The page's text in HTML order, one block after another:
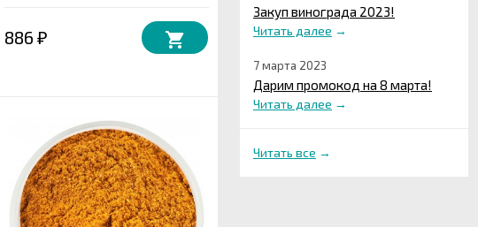
Закуп винограда 2023!
Читать далее →
7 марта 2023
Дарим промокод на 8 марта!
Читать далее →
Читать все →
886 ₽